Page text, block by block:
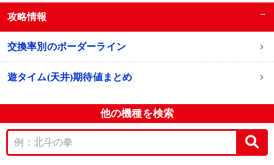
攻略情報 −
交換率別のボーダーライン
遊タイム(天井)期待値まとめ
他の機種を検索